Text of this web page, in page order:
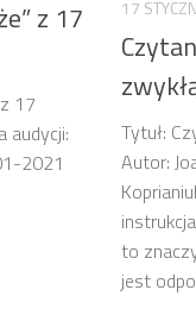
z 17
17
audycji:
2021
17
Tytuł:
Autor:
to
jest